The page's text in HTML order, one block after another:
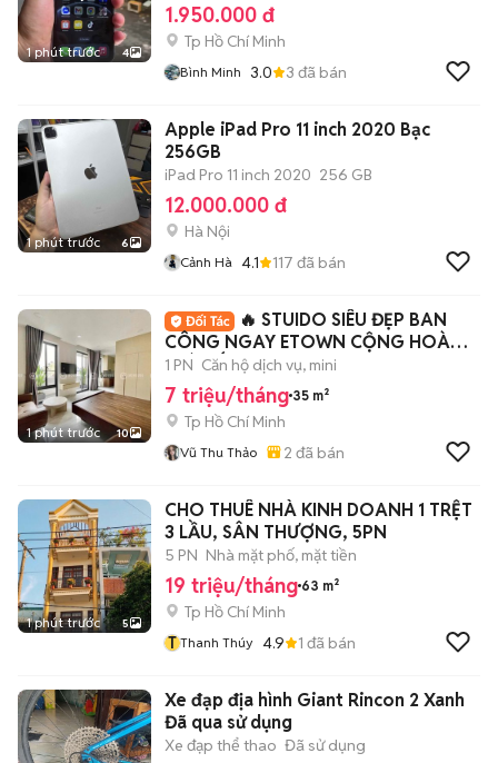
1 phút trước 4
1.950.000 đ
Tp Hồ Chí Minh
Bình Minh 3.0 3 đã bán
1 phút trước 6
Apple iPad Pro 11 inch 2020 Bạc
256GB
iPad Pro 11 inch 2020 256 GB
12.000.000 đ
Hà Nội
Cảnh Hà 4.1 117 đã bán
1 phút trước 10
🔥 STUIDO SIÊU ĐẸP BAN
CÔNG NGAY ETOWN CỘNG HOÀ
GIÁ TỐT
1 PN Căn hộ dịch vụ, mini
7 triệu/tháng 35 m²
Tp Hồ Chí Minh
Vũ Thu Thảo 2 đã bán
1 phút trước 5
CHO THUÊ NHÀ KINH DOANH 1 TRỆT
3 LẦU, SÂN THƯỢNG, 5PN
5 PN Nhà mặt phố, mặt tiền
19 triệu/tháng 63 m²
Tp Hồ Chí Minh
T Thanh Thúy 4.9 1 đã bán
Xe đạp địa hình Giant Rincon 2 Xanh
Đã qua sử dụng
Xe đạp thể thao Đã sử dụng